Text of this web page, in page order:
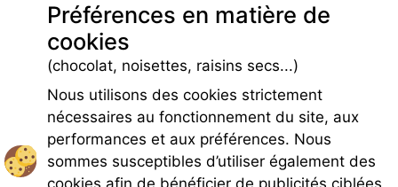
Préférences en matière de
cookies
(chocolat, noisettes, raisins secs...)
Nous utilisons des cookies strictement
nécessaires au fonctionnement du site, aux
performances et aux préférences. Nous
sommes susceptibles d’utiliser également des
cookies afin de bénéficier de publicités ciblées